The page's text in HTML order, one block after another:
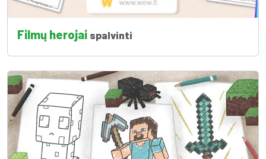
Filmų herojai spalvinti